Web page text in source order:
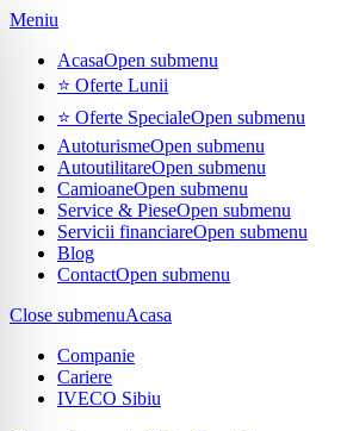
Meniu
AcasaOpen submenu
⭐ Oferte Lunii
⭐ Oferte SpecialeOpen submenu
AutoturismeOpen submenu
AutoutilitareOpen submenu
CamioaneOpen submenu
Service & PieseOpen submenu
Servicii financiareOpen submenu
Blog
ContactOpen submenu
Close submenuAcasa
Companie
Cariere
IVECO Sibiu